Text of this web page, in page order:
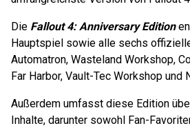
Die Fallout 4: Anniversary Edition
Hauptspiel sowie alle sechs
Automatron, Wasteland Workshop,
Far Harbor, Vault-Tec Workshop und
Außerdem umfasst diese Edition
Inhalte, darunter sowohl Fan-